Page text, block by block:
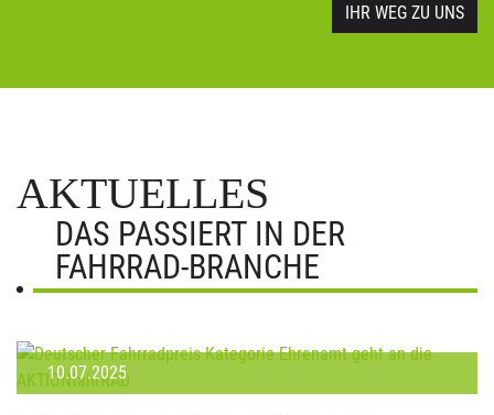
IHR WEG ZU UNS
AKTUELLES
DAS PASSIERT IN DER
FAHRRAD-BRANCHE
10.07.2025